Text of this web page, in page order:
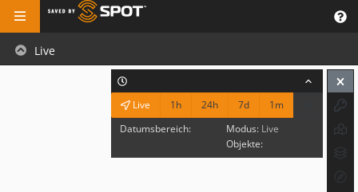
Live
Live 1h 24h 7d
1m
Datumsbereich:
Modus: Live
Objekte: